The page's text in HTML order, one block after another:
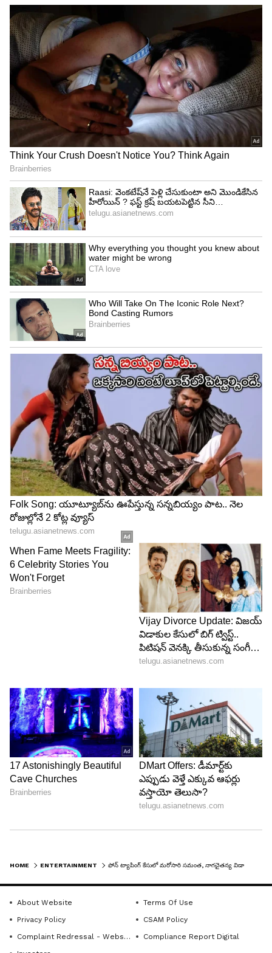
HOME ENTERTAINMENT
About Website
Terms Of Use
Privacy Policy
CSAM Policy
Complaint Redressal - Website
Compliance Report Digital